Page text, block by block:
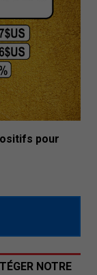
pour
NOTRE